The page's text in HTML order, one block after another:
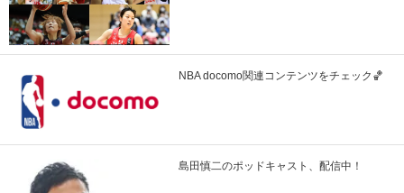
NBA docomo関連コンテンツをチェック🏀
島田慎二のポッドキャスト、配信中！